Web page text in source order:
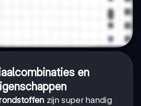
en
zijn super handig